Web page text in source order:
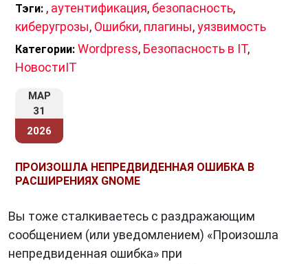
Для устранения ошибок используются
различные методы. Среди них можно
Исправление ошибок
заключается в изменении результатов
соответствовали ожидаемому результату.
Предотвращение ошибок
снижения вероятности возникновения
ошибок.
Тэги: , аутентификация, безопасность,
киберугрозы, Ошибки, плагины,уязвимость
Категории: Wordpress, Безопасность в IT,
НовостиIT
МАР
31
2026
ПРОИЗОШЛА НЕПРЕДВИДЕННАЯ ОШИБКА В
РАСШИРЕНИЯХ GNOME
Вы тоже сталкиваетесь с раздражающим
сообщением (или уведомлением) «Произошла
непредвиденная ошибка» при